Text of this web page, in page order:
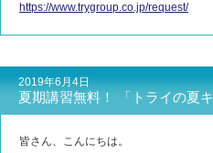
https://www.trygroup.co.jp/request/
2019年6月4日
夏期講習無料！ 「トライの夏
皆さん、こんにちは。